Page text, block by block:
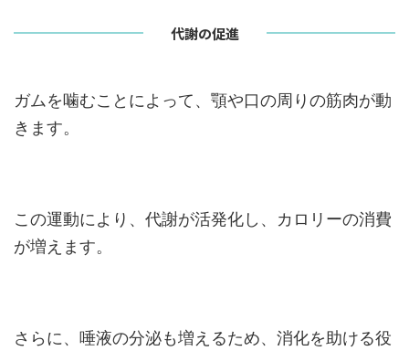
代謝の促進
ガムを噛むことによって、顎や口の周りの筋肉が動
きます。
この運動により、代謝が活発化し、カロリーの消費
が増えます。
さらに、唾液の分泌も増えるため、消化を助ける役